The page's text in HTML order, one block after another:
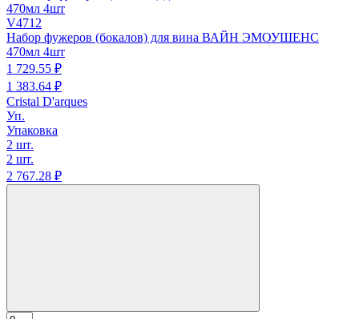
V4712
Набор фужеров (бокалов) для вина ВАЙН ЭМОУШЕНС
470мл 4шт
1 729.55 ₽
1 383.64 ₽
Cristal D'arques
Уп.
Упаковка
2 шт.
2 шт.
2 767.28 ₽